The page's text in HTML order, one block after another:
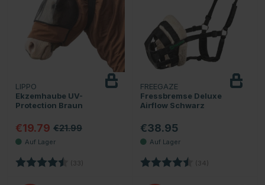
LIPPO
Ekzemhaube UV-
Protection Braun
€19.79 €21.99
Bewertung: (33) 4.2 von 5 Sternen
FREEGAZE
Fressbremse Deluxe
Airflow Schwarz
€38.95
Bewertung: (34)